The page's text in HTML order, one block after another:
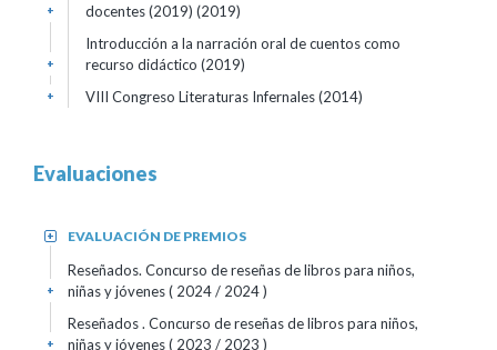
docentes (2019) (2019)
+
Introducción a la narración oral de cuentos como
recurso didáctico (2019)
+
VIII Congreso Literaturas Infernales (2014)
+
Evaluaciones
EVALUACIÓN DE PREMIOS
+
Reseñados. Concurso de reseñas de libros para niños,
niñas y jóvenes( 2024 / 2024 )
+
Reseñados . Concurso de reseñas de libros para niños,
niñas y jóvenes( 2023 / 2023 )
+